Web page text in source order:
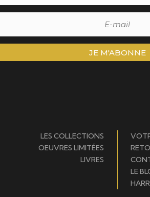
JE M'ABONNE
LES COLLECTIONS
OEUVRES LIMITÉES
LIVRES
LE